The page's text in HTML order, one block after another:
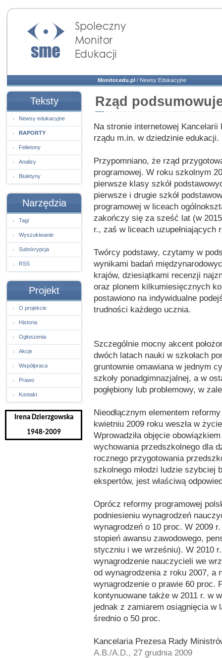
Społeczny Monitor
Edukacji
Monitor.edu.pl / Newsy Edukacyjne
Teksty
Newsy edukacyjne
RAPORTY
Felietony
Analizy
Biuletyny
Narzędzia
Tagi
Wyszukiwanie
Subskrypcja
RSS
Projekt
O projekcie
Historia
Ogłoszenia
Akcje
Współpraca
Prawo
Kontakt
Irena Dzierzgowska
1948-2009
Rząd
Na stronie internetowej Kancelarii
rządu m.in. w dziedzinie edukacji.
Przypomniano, że rząd
programowej. W roku szkolnym
pierwsze klasy szkół
pierwsze i drugie szkół
programowej w liceach
zakończy się za sześć lat (w
r., zaś w liceach uzupełniających
Twórcy podstawy, czytamy w
wynikami badań
krajów, dziesiątkami recenzji
oraz plonem kilkumiesięcznych
postawiono na indywidualne
trudności każdego ucznia.
Szczególnie mocny akcent
dwóch latach nauki w szkołach
gruntownie omawiana w jednym
szkoły ponadgimnazjalnej, a w
pogłębiony lub problemowy, w
Nieodłącznym elementem
kwietniu 2009 roku weszła w
Wprowadziła objęcie
wychowania przedszkolnego dla
rocznego przygotowania
szkolnego młodzi ludzie szybciej
ekspertów, jest właściwą
Oprócz reformy programowej
podniesieniu wynagrodzeń
wynagrodzeń o 10 proc. W 2009
stopień awansu zawodowego,
styczniu i we wrześniu). W 2010
wynagrodzenie nauczycieli we
od wynagrodzenia z roku 2007, a
wynagrodzenie o prawie 60 proc.
kontynuowane także w 2011 r. w
jednak z zamiarem osiągnięcia w
średnio o 50 proc.
Kancelaria Prezesa Rady
A.B./A.D., 27 grudnia 2009